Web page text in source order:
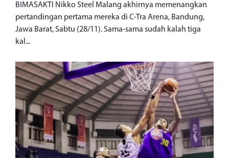
BIMASAKTI Nikko Steel Malang akhirnya memenangkan
pertandingan pertama mereka di C-Tra Arena, Bandung,
Jawa Barat, Sabtu (28/11). Sama-sama sudah kalah tiga
kal...